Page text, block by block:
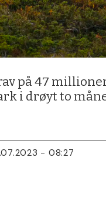
på 47
i drøyt to
- 08:27